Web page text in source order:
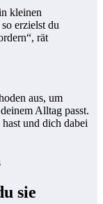
kleinen
erzielst du
rät
aus, um
Alltag passt.
und dich dabei
sie